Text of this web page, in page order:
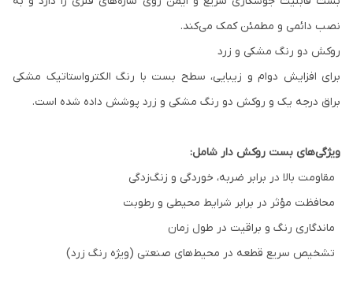
نصب دائمی و مطمئن کمک می‌کند.
روکش دو رنگ مشکی و زرد
برای افزایش دوام و زیبایی، سطح بست با رنگ الکترواستاتیک مشکی
براق درجه یک و روکش دو رنگ مشکی و زرد پوشش داده شده است.
ویژگی‌های بست روکش دار شامل:
مقاومت بالا در برابر ضربه، خوردگی و زنگ‌زدگی
محافظت مؤثر در برابر شرایط محیطی و رطوبت
ماندگاری رنگ و براقیت در طول زمان
تشخیص سریع قطعه در محیط‌های صنعتی (ویژه رنگ زرد)